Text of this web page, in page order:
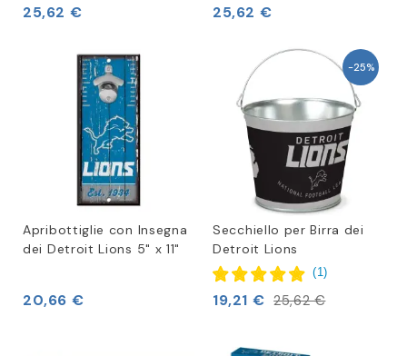
25,62 € 25,62 €
Apribottiglie con Insegna
dei Detroit Lions 5" x 11"
20,66 €
-25%
Secchiello per Birra dei
Detroit Lions
(1)
19,21 € 25,62 €